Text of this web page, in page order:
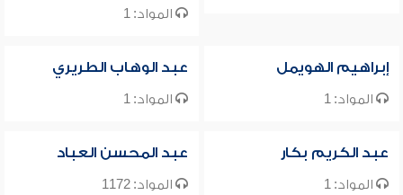
المواد: 1
إبراهيم الهويمل
المواد: 1
عبد الوهاب الطريري
المواد: 1
عبد الكريم بكار
المواد: 1
عبد المحسن العباد
المواد: 1172